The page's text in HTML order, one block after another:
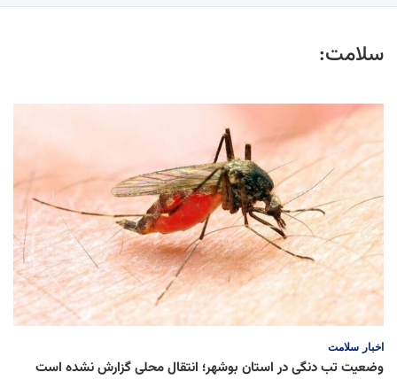
سلامت:
اخبار سلامت
وضعیت تب دنگی در استان بوشهر؛ انتقال محلی گزارش نشده است